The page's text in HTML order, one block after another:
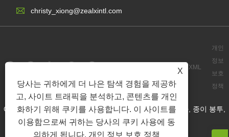
X
당사는 귀하에게 더 나은 탐색 경험을 제공하
고, 사이트 트래픽을 분석하고, 콘텐츠를 개인
화하기 위해 쿠키를 사용합니다. 이 사이트를
이용함으로써 귀하는 당사의 쿠키 사용에 동
의하게 됩니다. 개인 정보 보호 정책
christy_xiong@zealxintl.com
RSS XML
개인
정보
보호
정책
Copyright © 2023 Zeal X International Limited - 종이 상자, 종이 봉투,
종이 우편물 - 모든 권리 보유.